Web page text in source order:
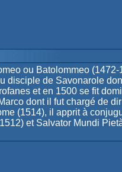
ou Batolommeo
disciple de Savonarole
et en 1500 se fit
dont il fut chargé de
(1514), il apprit à
et Salvator Mundi